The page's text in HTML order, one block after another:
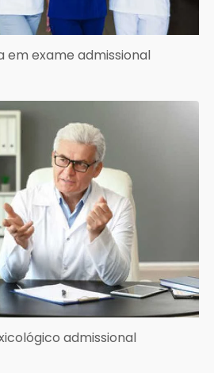
em exame admissional
admissional